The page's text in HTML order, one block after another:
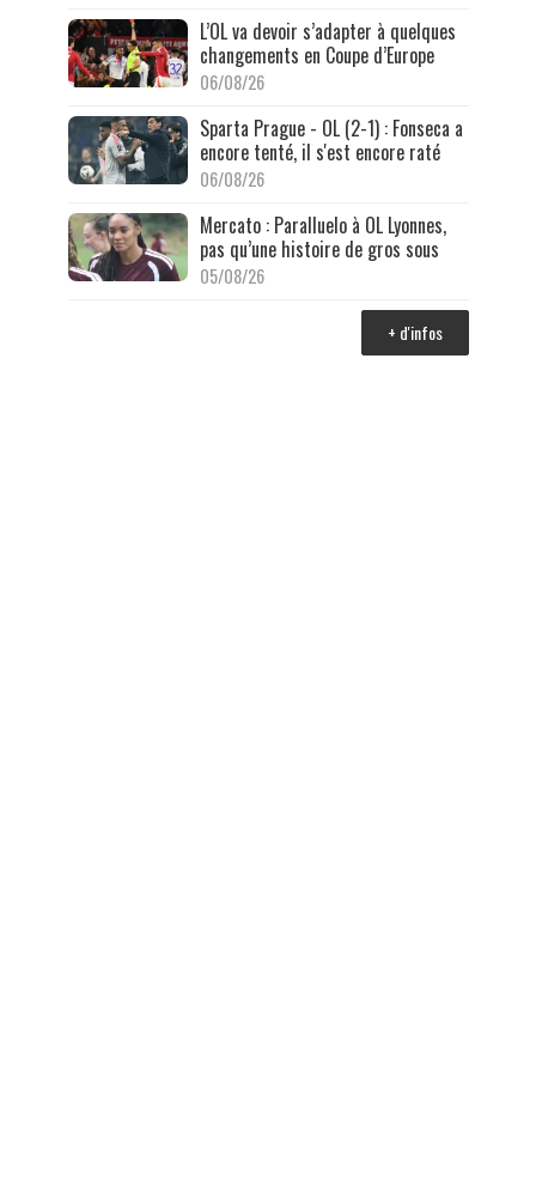
L’OL va devoir s’adapter à quelques
changements en Coupe d’Europe
06/08/26
Sparta Prague - OL (2-1) : Fonseca a
encore tenté, il s'est encore raté
06/08/26
Mercato : Paralluelo à OL Lyonnes,
pas qu’une histoire de gros sous
05/08/26
+ d'infos